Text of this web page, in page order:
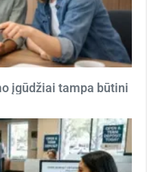
įgūdžiai tampa būtini